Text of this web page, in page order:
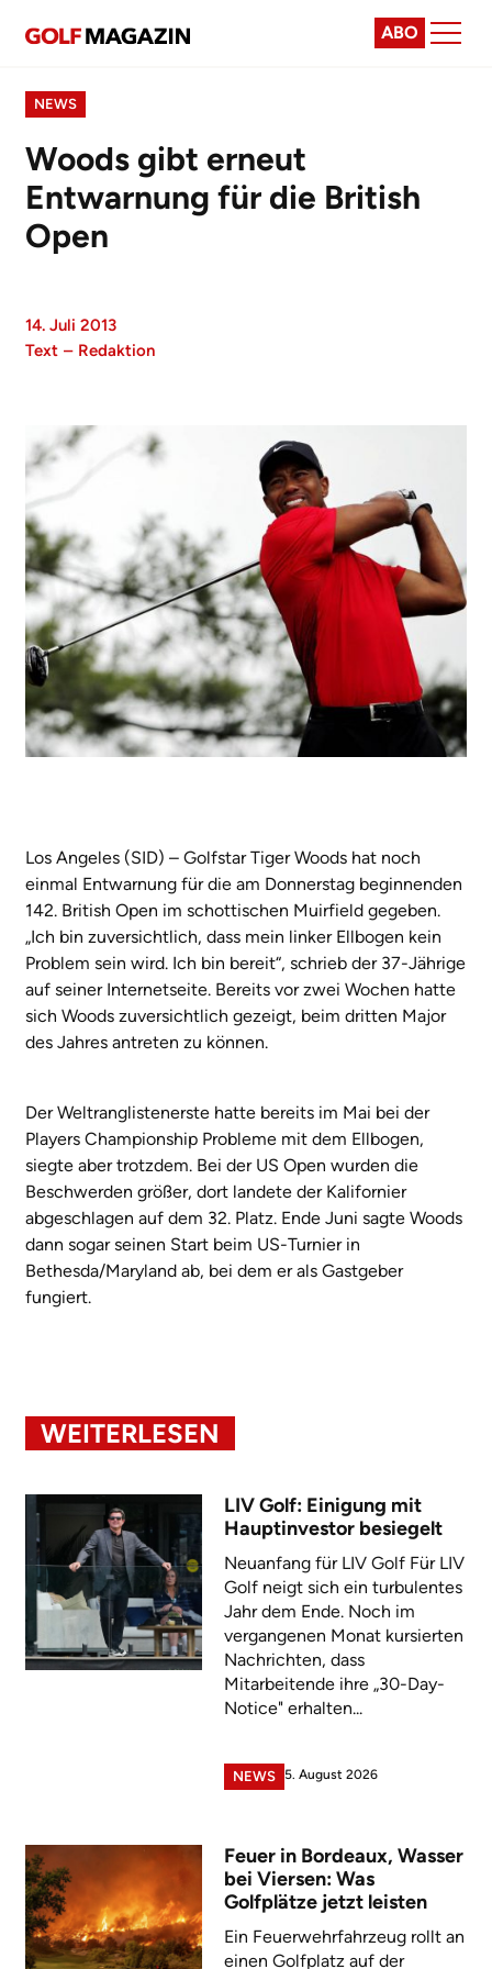
ABO
NEWS
Woods gibt erneut
Entwarnung für die British
Open
14. Juli 2013
Text – Redaktion
Los Angeles (SID) – Golfstar Tiger Woods hat noch
einmal Entwarnung für die am Donnerstag beginnenden
142. British Open im schottischen Muirfield gegeben.
„Ich bin zuversichtlich, dass mein linker Ellbogen kein
Problem sein wird. Ich bin bereit“, schrieb der 37-Jährige
auf seiner Internetseite. Bereits vor zwei Wochen hatte
sich Woods zuversichtlich gezeigt, beim dritten Major
des Jahres antreten zu können.
Der Weltranglistenerste hatte bereits im Mai bei der
Players Championship Probleme mit dem Ellbogen,
siegte aber trotzdem. Bei der US Open wurden die
Beschwerden größer, dort landete der Kalifornier
abgeschlagen auf dem 32. Platz. Ende Juni sagte Woods
dann sogar seinen Start beim US-Turnier in
Bethesda/Maryland ab, bei dem er als Gastgeber
fungiert.
WEITERLESEN
LIV Golf: Einigung mit
Hauptinvestor besiegelt
Neuanfang für LIV Golf Für LIV
Golf neigt sich ein turbulentes
Jahr dem Ende. Noch im
vergangenen Monat kursierten
Nachrichten, dass
Mitarbeitende ihre „30-Day-
Notice" erhalten...
NEWS 5. August 2026
Feuer in Bordeaux, Wasser
bei Viersen: Was
Golfplätze jetzt leisten
Ein Feuerwehrfahrzeug rollt an
einen Golfplatz auf der